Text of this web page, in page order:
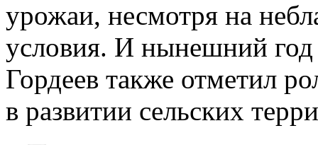
урожаи, несмотря на
условия. И нынешний год
Гордеев также отметил
в развитии сельских